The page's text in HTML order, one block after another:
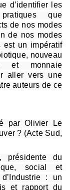
d’identifier les
que
de nos modes
de nos modes
est un impératif
nouveau
et monnaie
aller vers une
auteurs de ce
par Olivier Le
? (Acte Sud,
présidente du
social et
: un
et rapport du